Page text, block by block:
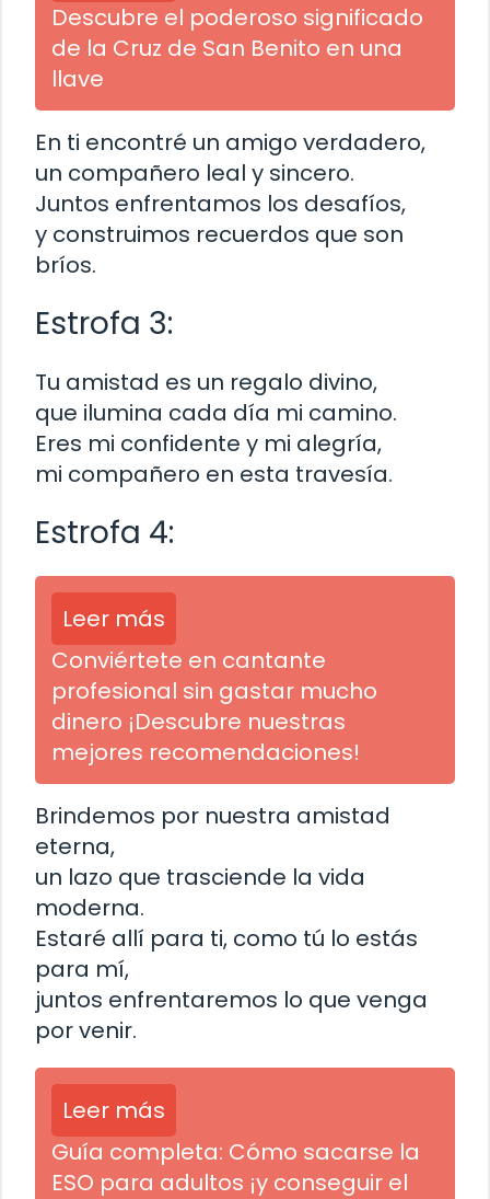
Descubre el poderoso significado
de la Cruz de San Benito en una
llave
En ti encontré un amigo verdadero,
un compañero leal y sincero.
Juntos enfrentamos los desafíos,
y construimos recuerdos que son
bríos.
Estrofa 3:
Tu amistad es un regalo divino,
que ilumina cada día mi camino.
Eres mi confidente y mi alegría,
mi compañero en esta travesía.
Estrofa 4:
Leer más
Conviértete en cantante
profesional sin gastar mucho
dinero ¡Descubre nuestras
mejores recomendaciones!
Brindemos por nuestra amistad
eterna,
un lazo que trasciende la vida
moderna.
Estaré allí para ti, como tú lo estás
para mí,
juntos enfrentaremos lo que venga
por venir.
Leer más
Guía completa: Cómo sacarse la
ESO para adultos ¡y conseguir el